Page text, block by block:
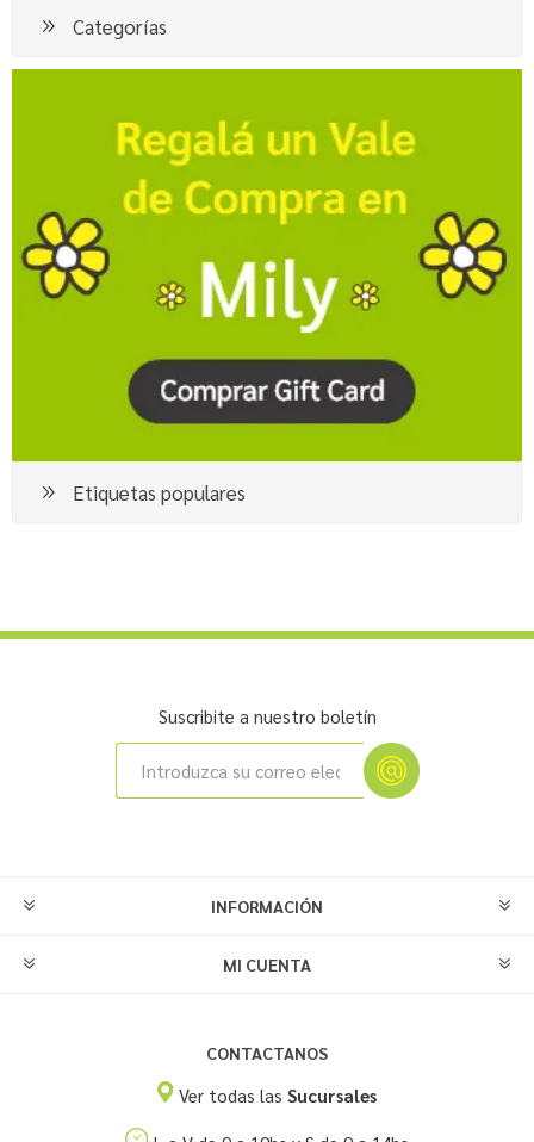
Categorías
Etiquetas populares
Suscribite a nuestro boletín
INFORMACIÓN
MI CUENTA
CONTACTANOS
Ver todas las Sucursales